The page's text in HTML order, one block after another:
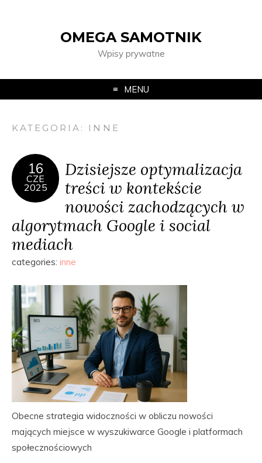
OMEGA SAMOTNIK
Wpisy prywatne
MENU
KATEGORIA: INNE
16
CZE
2025
Dzisiejsze optymalizacja
treści w kontekście
nowości zachodzących w
algorytmach Google i social
mediach
categories: inne
Obecne strategia widoczności w obliczu nowości
mających miejsce w wyszukiwarce Google i platformach
społecznościowych